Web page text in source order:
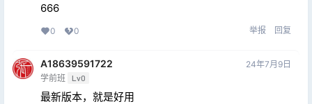
666
0 0 举报 回复
A18639591722
学前班 Lv0
24年7月9日
最新版本，就是好用